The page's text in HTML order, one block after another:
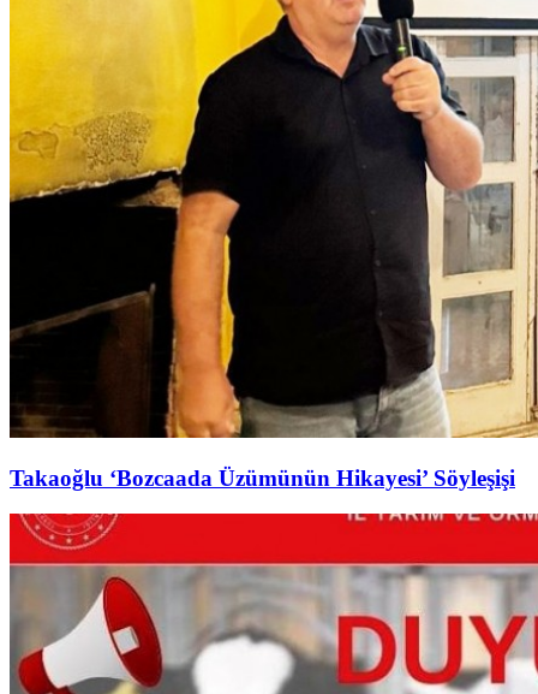
Takaoğlu ‘Bozcaada Üzümünün Hikayesi’ Söyleşişi